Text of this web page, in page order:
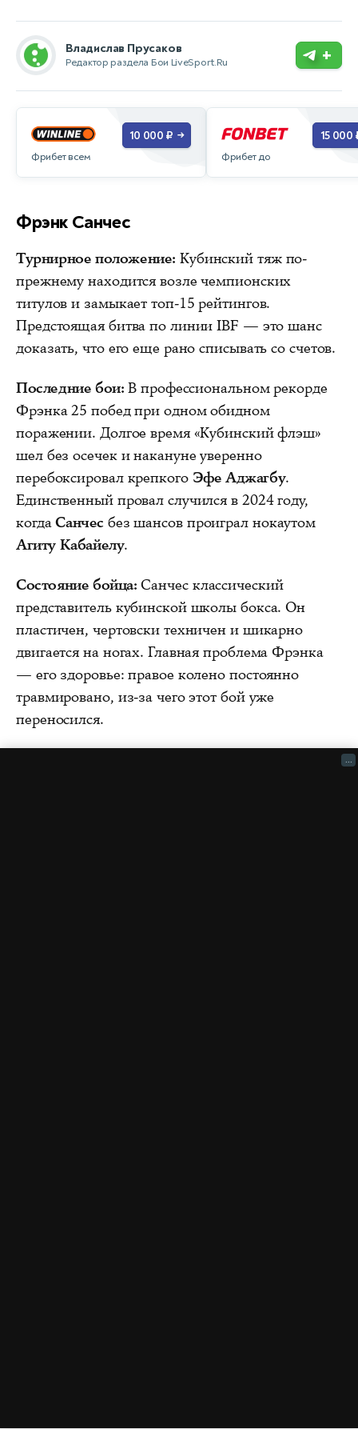
Владислав Прусаков
Редактор раздела Бои LiveSport.Ru +
Фрибет всем
10 000 ₽ →
Фрибет до
15 000
Фрэнк Санчес
Турнирное положение: Кубинский тяж по-
прежнему находится возле чемпионских
титулов и замыкает топ-15 рейтингов.
Предстоящая битва по линии IBF — это шанс
доказать, что его еще рано списывать со счетов.
Последние бои: В профессиональном рекорде
Фрэнка 25 побед при одном обидном
поражении. Долгое время «Кубинский флэш»
шел без осечек и накануне уверенно
перебоксировал крепкого Эфе Аджагбу.
Единственный провал случился в 2024 году,
когдаСанчес без шансов проиграл нокаутом
Агиту Кабайелу.
Состояние бойца: Санчес классический
представитель кубинской школы бокса. Он
пластичен, чертовски техничен и шикарно
двигается на ногах. Главная проблема Фрэнка
— его здоровье: правое колено постоянно
травмировано, из-за чего этот бой уже
переносился.
...